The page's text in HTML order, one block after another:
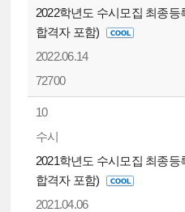
2022학년도 수시모집 최종
합격자 포함)
2022.06.14
72700
10
수시
2021학년도 수시모집 최종
합격자 포함)
2021.04.06